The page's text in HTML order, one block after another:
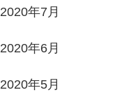
2020年7月
2020年6月
2020年5月